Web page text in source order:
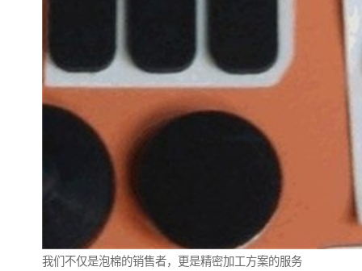
我们不仅是泡棉的销售者，更是精密加工方案的服务